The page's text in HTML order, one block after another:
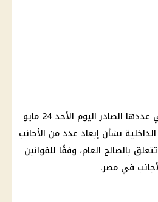
نشرت الجريدة الرسمية في عددها الصادر اليوم الأحد 24 مايو
الداخلية بشأن إبعاد عدد من الأجانب
بالصالح العام، وفقًا للقوانين
في مصر.